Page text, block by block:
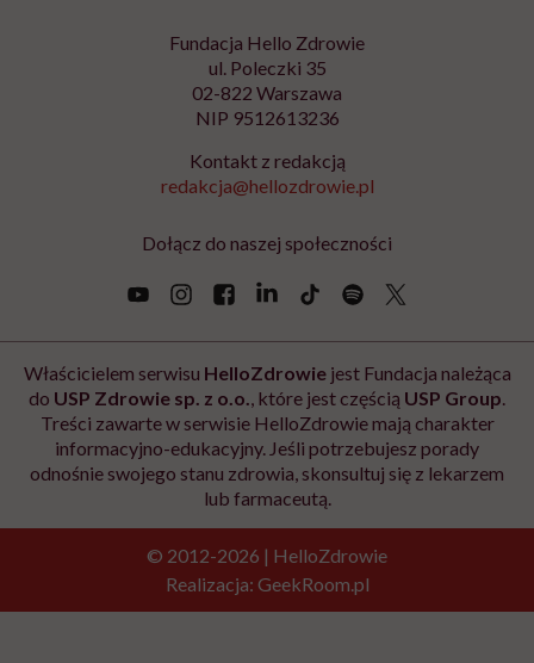
Fundacja Hello Zdrowie
ul. Poleczki 35
02-822 Warszawa
NIP 9512613236
Kontakt z redakcją
redakcja@hellozdrowie.pl
Dołącz do naszej społeczności
Właścicielem serwisu HelloZdrowiejest Fundacja należąca
do USP Zdrowie sp. z o.o. , które jest częścią USP Group
Treści zawarte w serwisie HelloZdrowie mają charakter
informacyjno-edukacyjny. Jeśli potrzebujesz porady
odnośnie swojego stanu zdrowia, skonsultuj się z lekarzem
lub farmaceutą.
© 2012-2026 | HelloZdrowie
Realizacja: GeekRoom.pl